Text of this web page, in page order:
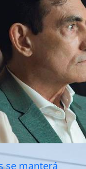
se manterá